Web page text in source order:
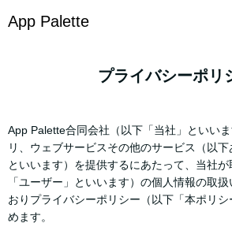
App Palette
プライバシーポリ
App Palette合同会社（以下「当社」といい
リ、ウェブサービスその他のサービス（以下
といいます）を提供するにあたって、当社
「ユーザー」といいます）の個人情報の取
おりプライバシーポリシー（以下「本ポリ
めます。